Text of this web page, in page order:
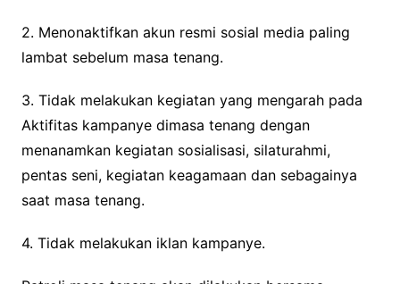
2. Menonaktifkan akun resmi sosial media paling
lambat sebelum masa tenang.
3. Tidak melakukan kegiatan yang mengarah pada
Aktifitas kampanye dimasa tenang dengan
menanamkan kegiatan sosialisasi, silaturahmi,
pentas seni, kegiatan keagamaan dan sebagainya
saat masa tenang.
4. Tidak melakukan iklan kampanye.